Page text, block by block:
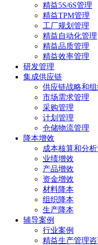
精益5S/6S管理
精益TPM管理
工厂规划管理
精益自动化管理
精益品质管理
精益效率管理
研发管理
集成供应链
供应链战略和
市场需求管理
采购管理
计划管理
仓储物流管理
降本增效
成本核算和分
业绩增效
产品增效
资金增效
材料降本
组织降本
生产降本
辅导案例
行业案例
精益生产管理咨